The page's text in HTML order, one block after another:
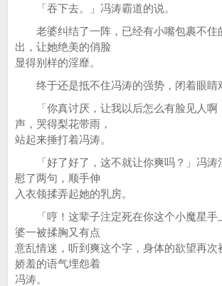
「吞下去。」冯涛霸道的说。
老婆纠结了一阵，已经有小嘴包裹不住
出，让她绝美的俏脸
显得别样的淫靡。
终于还是抵不住冯涛的强势，闭着眼睛
「你真讨厌，让我以后怎么有脸见人啊
声，哭得梨花带雨，
站起来捶打着冯涛。
「好了好了，这不就让你爽吗？」冯涛
慰了两句，顺手伸
入衣领揉弄起她的乳房。
「哼！这辈子注定死在你这个小魔星
婆一被揉胸又有点
意乱情迷，听到爽这个字，身体的欲望再次
娇羞的语气埋怨着
冯涛。